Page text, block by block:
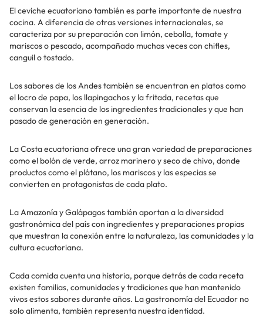
El ceviche ecuatoriano también es parte importante de nuestra
cocina. A diferencia de otras versiones internacionales, se
caracteriza por su preparación con limón, cebolla, tomate y
mariscos o pescado, acompañado muchas veces con chifles,
canguil o tostado.
Los sabores de los Andes también se encuentran en platos como
el locro de papa, los llapingachos y la fritada, recetas que
conservan la esencia de los ingredientes tradicionales y que han
pasado de generación en generación.
La Costa ecuatoriana ofrece una gran variedad de preparaciones
como el bolón de verde, arroz marinero y seco de chivo, donde
productos como el plátano, los mariscos y las especias se
convierten en protagonistas de cada plato.
La Amazonía y Galápagos también aportan a la diversidad
gastronómica del país con ingredientes y preparaciones propias
que muestran la conexión entre la naturaleza, las comunidades y la
cultura ecuatoriana.
Cada comida cuenta una historia, porque detrás de cada receta
existen familias, comunidades y tradiciones que han mantenido
vivos estos sabores durante años. La gastronomía del Ecuador no
solo alimenta, también representa nuestra identidad.